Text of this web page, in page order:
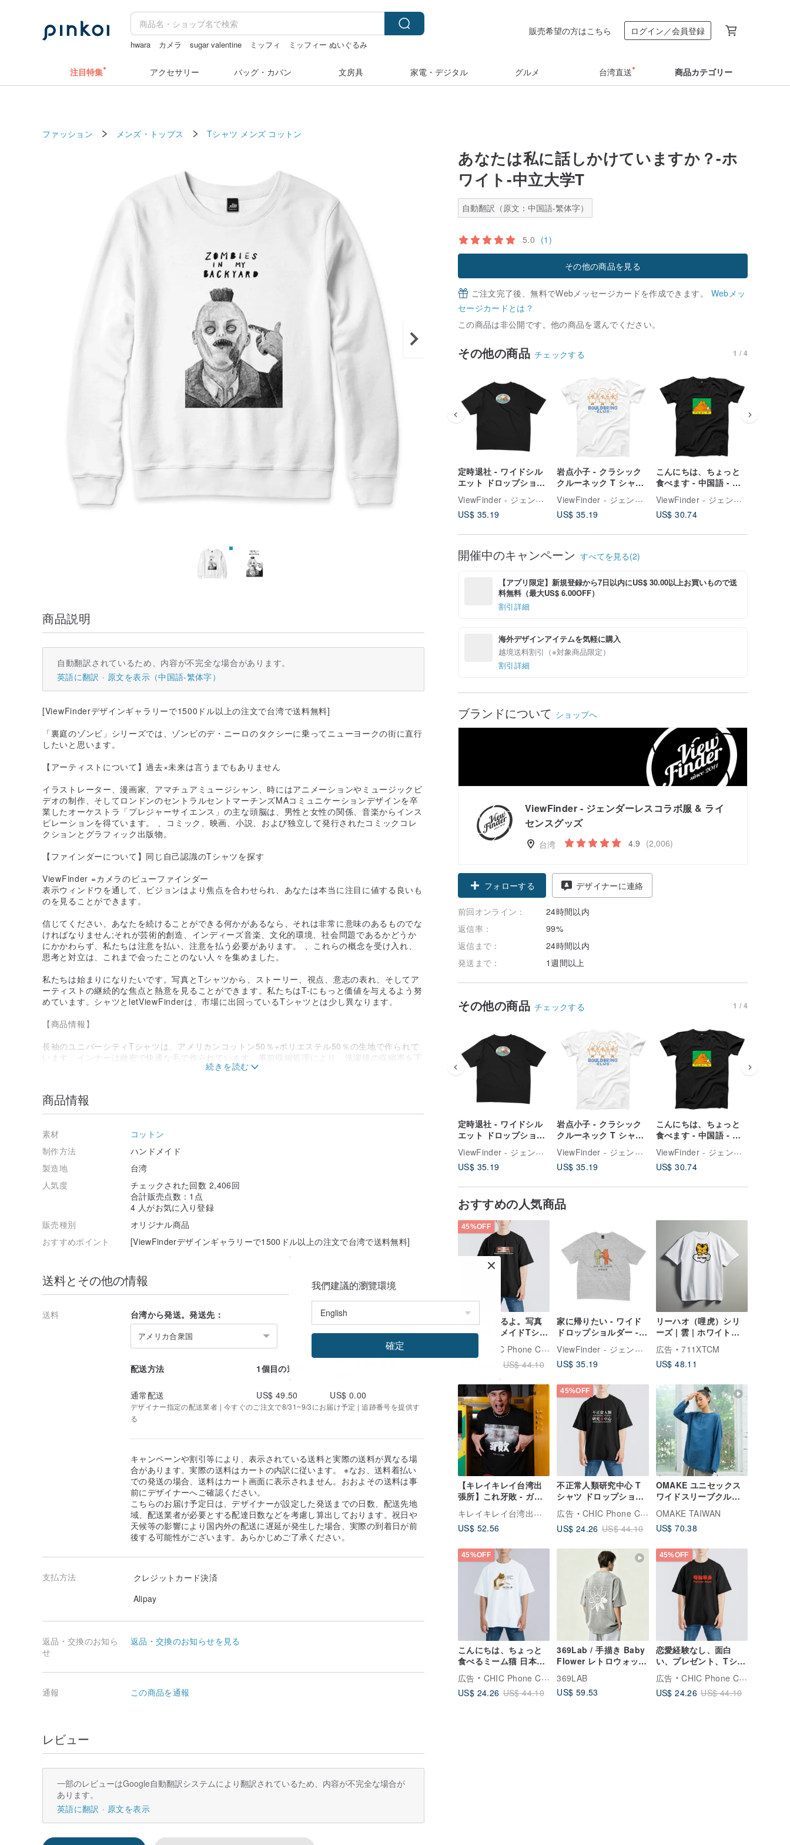
hwara カメラ sugar valentine ミッフィ
ミッフィー ぬいぐるみ
販売希望の方はこちら ログイン／会員登録
注目特集 アクセサリー バッグ・カバン 文房具 家電・デジタル グルメ 台湾直送 商品カテゴリー
ファッション メンズ・トップス Tシャツ メンズ コットン
あなたは私に話しかけていますか？-ホ
ワイト-中立大学T
自動翻訳（原文：中国語-繁体字）
5.0 (1)
その他の商品を見る
ご注文完了後、無料でWebメッセージカードを作成できます。 Webメッ
セージカードとは？
この商品は非公開です。他の商品を選んでください。
その他の商品 チェックする 1 / 4
定時退社 - ワイドシル
エット ドロップショル
ViewFinder - ジェンダーレスコラボ服 & ライセンスグッズ
US$ 35.19
岩点小子 - クラシック
クルーネック T シャツ
ViewFinder - ジェンダーレスコラボ服 & ライセンスグッズ
US$ 35.19
こんにちは、ちょっと
食べます - 中国語 - ぽ
クラシッククルーネッ
ク T シャツ - 2 色
ViewFinder - ジェンダーレスコラボ服 & ライセンスグッズ
US$ 30.74
開催中のキャンペーン すべてを見る(2)
【アプリ限定】新規登録から7日以内にUS$ 30.00以上お買いもので送
料無料（最大US$ 6.00OFF）
割引詳細
海外デザインアイテムを気軽に購入
越境送料割引（※対象商品限定）
割引詳細
ブランドについて ショップへ
ViewFinder - ジェンダーレスコラボ服 & ライ
センスグッズ
台湾 4.9 (2,006)
フォローする デザイナーに連絡
前回オンライン：
24時間以内
返信率：
99%
返信まで：
24時間以内
発送まで：
1週間以上
その他の商品 チェックする 1 / 4
定時退社 - ワイドシル
エット ドロップショル
ダー - 2 色
ViewFinder - ジェンダーレスコラボ服 & ライセンスグッズ
US$ 35.19
岩点小子 - クラシック
クルーネック T シャツ
- ホワイト
ViewFinder - ジェンダーレスコラボ服 & ライセンスグッズ
US$ 35.19
こんにちは、ちょっと
食べます - 中国語 - ぽ
っちゃり猫バージョン -
クラシッククルーネッ
ク T シャツ - 2 色
ViewFinder - ジェンダーレスコラボ服 & ライセンスグッズ
US$ 30.74
おすすめの人気商品
45%OFF
彼女が見てるよ。写真
でオーダーメイドTシャ
ツ、ドロップショルダ
ー、ワイドシルエッ
ト、吸湿速乾、黒Tシャ
CHIC Phone Case
US$ 44.10
家に帰りたい - ワイド
ドロップショルダー - 3
色
ViewFinder - ジェンダーレスコラボ服 & ライセンスグッズ
US$ 35.19
リーハオ（哩虎）シリ
ーズ | 雲 | ホワイトプ
リントTシャツ
広告
711XTCM
US$ 48.11
【キレイキレイ台湾出
張所】これ牙敗 - ガレ
ガレ ワイドショート T
シャツ
キレイキレイ台湾出張所
US$ 52.56
45%OFF
不正常人類研究中心 T
シャツ ドロップショル
ダー ヘビーウェイト ワ
イドTシャツ 吸湿速乾
黒T
広告
CHIC Phone Case
US$ 24.26 US$ 44.10
OMAKE ユニセックス
ワイドスリーブクルー
ネックトップス / ダブ
ルガーゼ ブルー
OMAKE TAIWAN
US$ 70.38
45%OFF
こんにちは、ちょっと
食べるミーム猫 日本語
韓国語 服 ドロップショ
ルダー ヘビーウェイト
ワイドTシャツ 白T
広告
CHIC Phone Case
US$ 24.26 US$ 44.10
369Lab / 手描き Baby
Flower レトロウォッシ
ーンフィットルーズ /
半袖
369LAB
US$ 59.53
45%OFF
恋愛経験なし、面白
い、プレゼント、Tシャ
ツ、黒T、オーバーサイ
ズ、綿、クールTシャ
ツ、黒T
広告
CHIC Phone Case
US$ 24.26 US$ 44.10
商品説明
自動翻訳されているため、内容が不完全な場合があります。
英語に翻訳
原文を表示（中国語-繁体字）
[ViewFinderデザインギャラリーで1500ドル以上の注文で台湾で送料無料]
「裏庭のゾンビ」シリーズでは、ゾンビのデ・ニーロのタクシーに乗ってニューヨークの街に直行
したいと思います。
【アーティストについて】過去×未来は言うまでもありません
イラストレーター、漫画家、アマチュアミュージシャン、時にはアニメーションやミュージックビ
デオの制作、そしてロンドンのセントラルセントマーチンズMAコミュニケーションデザインを卒
業したオーケストラ「プレジャーサイエンス」の主な頭脳は、男性と女性の関係、音楽からインス
ピレーションを得ています。 、コミック、映画、小説、および独立して発行されたコミックコレ
クションとグラフィック出版物。
【ファインダーについて】同じ自己認識のTシャツを探す
ViewFinder =カメラのビューファインダー
表示ウィンドウを通して、ビジョンはより焦点を合わせられ、あなたは本当に注目に値する良いも
のを見ることができます。
信じてください、あなたを続けることができる何かがあるなら、それは非常に意味のあるものでな
ければなりません;それが芸術的創造、インディーズ音楽、文化的環境、社会問題であるかどうか
にかかわらず、私たちは注意を払い、注意を払う必要があります。 、これらの概念を受け入れ、
思考と対立は、これまで会ったことのない人々を集めました。
私たちは始まりになりたいです。写真とTシャツから、ストーリー、視点、意志の表れ、そしてア
ーティストの継続的な焦点と熱意を見ることができます。私たちはT-にもっと価値を与えるよう努
めています。シャツとletViewFinderは、市場に出回っているTシャツとは少し異なります。
【商品情報】
長袖のユニバーシティTシャツは、アメリカンコットン50％+ポリエステル50％の生地で作られて
います。インナーは緻密で快適な毛で作られています。事前収縮処理により、洗濯後の収縮率を下
げることができます。通常の洗濯と着用では、ネックライン、袖口、ボディ変形せず、毛羽立ちに
画像はデジタルインクジェットで印刷され、環境にやさしいインクが全面的に使用されています。
色堅牢度が向上しているため、処理剤は弱酸性です。わずかな臭いは正常であり、それがあれば除
ファインダーTシャツは専用にカスタマイズされており、詳細な品質検査と梱包を経て、5〜14営
業日（6日を除く）で発送されます。在庫がある場合は、商品仕様書に記載されます。スポット商
品は2営業日かかります。（6日を除く）発送。1つの注文にカスタマイズされた商品とスポット商
品の両方が含まれている場合、カスタマイズされた商品が到着したときに一緒に発送されます。
【サイズ、仕様、サイズ】
商品情報
素材
コットン
制作方法
ハンドメイド
製造地
台湾
人気度
チェックされた回数 2,406回
合計販売点数：1点
4 人がお気に入り登録
販売種別
オリジナル商品
おすすめポイント
[ViewFinderデザインギャラリーで1500ドル以上の注文で台湾で送料無料]
送料とその他の情報
送料 台湾から発送。発送先：
アメリカ合衆国
配送方法 1個目の送料
通常配送
US$ 49.50 US$ 0.00
デザイナー指定の配送業者 | 今すぐのご注文で8/31~9/3にお届け予定 | 追跡番号を提供す
る
キャンペーンや割引等により、表示されている送料と実際の送料が異なる場
合があります。実際の送料はカートの内訳に従います。 ※なお、送料着払い
での発送の場合、送料はカート画面に表示されません。おおよその送料は事
前にデザイナーへご確認ください。
こちらのお届け予定日は、デザイナーが設定した発送までの日数、配送先地
域、配送業者が必要とする配達日数などを考慮し算出しております。祝日や
天候等の影響により国内外の配送に遅延が発生した場合、実際の到着日が前
後する可能性がございます。あらかじめご了承ください。
支払方法
クレジットカード決済
Alipay
返品・交換のお知ら
せ
返品・交換のお知らせを見る
通報 この商品を通報
レビュー
一部のレビューはGoogle自動翻訳システムにより翻訳されているため、内容が不完全な場合が
あります。
英語に翻訳
原文を表示
我們建議的瀏覽環境
確定